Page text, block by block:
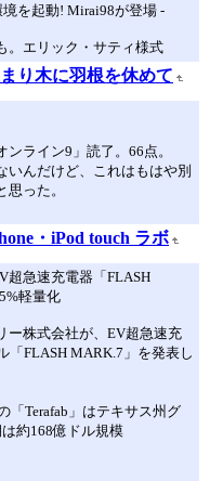
を起動! Mirai98が登場 -
。エリック・サティ様式
り木に羽根を休めて
ライン9」読了。66点。
いんだけど、これはもはや別
った。
・iPod touch ラボ
超急速充電器「FLASH
軽量化
ー株式会社が、EV超急速充
「FLASH MARK.7」を発表し
「Terafab」はテキサス州グ
約168億ドル規模